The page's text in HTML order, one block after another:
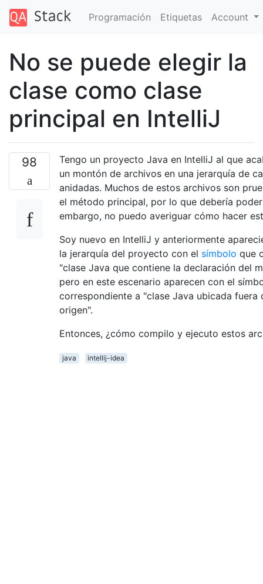
Programación Etiquetas Account
No se puede elegir la
clase como clase
principal en IntelliJ
98
Tengo un proyecto Java en IntelliJ al que
un montón de archivos en una jerarquía de
anidadas. Muchos de estos archivos son
el método principal, por lo que debería
embargo, no puedo averiguar cómo hacer
Soy nuevo en IntelliJ y anteriormente
la jerarquía del proyecto con el símbolo que
"clase Java que contiene la declaración del
pero en este escenario aparecen con el
correspondiente a "clase Java ubicada fuera
origen".
Entonces, ¿cómo compilo y ejecuto estos
java intellij-idea